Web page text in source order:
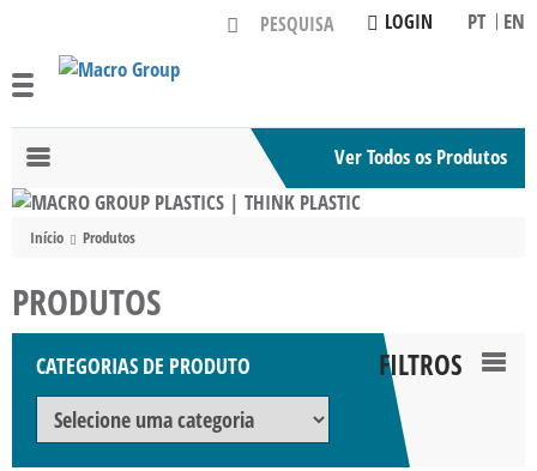
LOGIN PT EN
Toggle
navigation
Ver Todos os Produtos
Início Produtos
PRODUTOS
CATEGORIAS DE PRODUTO FILTROS